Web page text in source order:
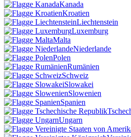
Kanada
Kroatien
Liechtenstein
Luxemburg
Malta
Niederlande
Polen
Rumänien
Schweiz
Slowakei
Slowenien
Spanien
Ungarn